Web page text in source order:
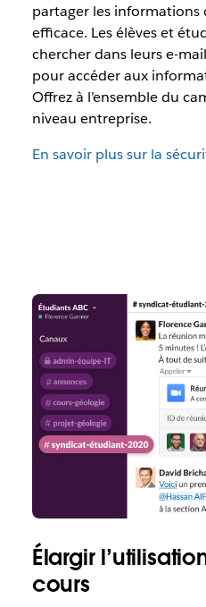
partager les informations
efficace. Les élèves et
chercher dans leurs e-
pour accéder aux
Offrez à l’ensemble du
niveau entreprise.
En savoir plus sur la
Élargir
cours